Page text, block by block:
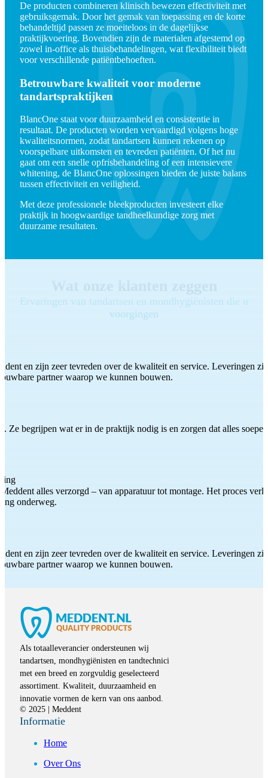
De producten combineren klinisch bewezen effectiviteit met
gebruiksgemak. Door het gemak van toepassing en de korte
behandeltijd passen ze moeiteloos in de dagelijkse
praktijkvoering. Bovendien zijn de materialen afgestemd op
zowel in-office als thuisbehandelingen, wat flexibiliteit biedt
voor verschillende patiëntbehoeften.
Betrouwbare kwaliteit voor moderne
tandartspraktijken
BlancOne staat voor duurzaamheid en consistentie in
resultaat. De producten worden vervaardigd volgens hoge
kwaliteitsnormen, zodat tandartsen kunnen rekenen op
voorspelbare uitkomsten en tevreden patiënten. Of het nu
gaat om een snelle opfrisbehandeling of een intensievere
whitening, de BlancOne oplossingen bieden de juiste balans
tussen effectiviteit en veiligheid.
Met deze professionele bleekproducten investeert elke
praktijk in hoogwaardige tandheelkundige zorg met
duurzame resultaten.
Ervaringen van tandartsen en mondhygiënisten die u
voorgingen
en zijn zeer tevreden over de kwaliteit en service. Leveringen
partner waarop we kunnen bouwen.
Ze begrijpen wat er in de praktijk nodig is en zorgen dat alles
alles verzorgd – van apparatuur tot montage. Het proces
onderweg.
en zijn zeer tevreden over de kwaliteit en service. Leveringen
partner waarop we kunnen bouwen.
Als totaalleverancier ondersteunen wij
tandartsen, mondhygiënisten en tandtechnici
met een breed en zorgvuldig geselecteerd
assortiment. Kwaliteit, duurzaamheid en
innovatie vormen de kern van ons aanbod.
© 2025 | Meddent
Informatie
Home
Over Ons